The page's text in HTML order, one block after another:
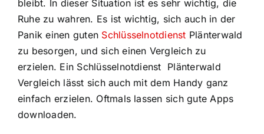
bleibt. In dieser Situation ist es sehr wichtig, die
Ruhe zu wahren. Es ist wichtig, sich auch in der
Panik einen guten Schlüsselnotdienst Plänterwald
zu besorgen, und sich einen Vergleich zu
erzielen. Ein Schlüsselnotdienst Plänterwald
Vergleich lässt sich auch mit dem Handy ganz
einfach erzielen. Oftmals lassen sich gute Apps
downloaden.